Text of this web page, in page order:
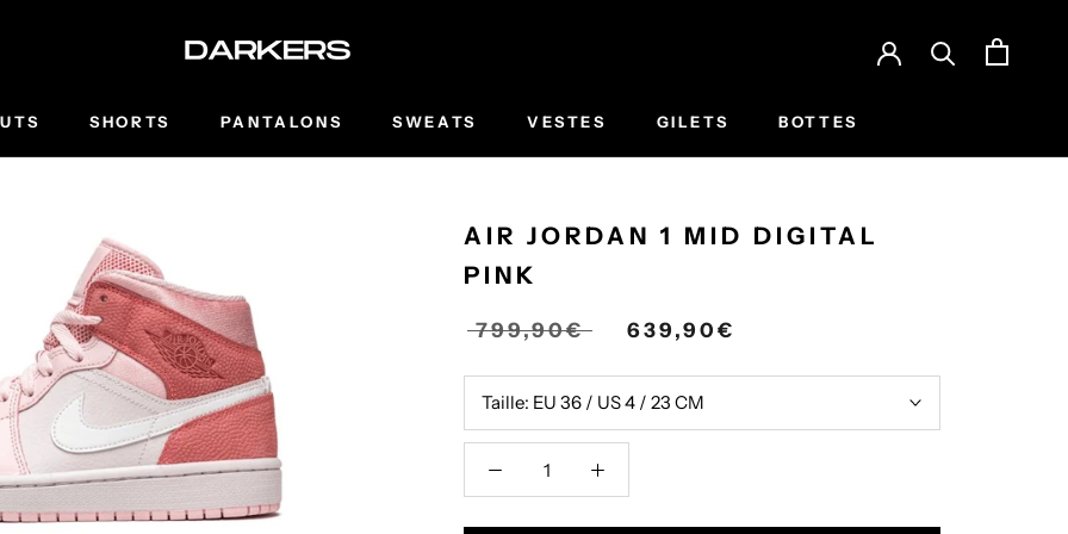
SHORTS PANTALONS SWEATS VESTES GILETS BOTTES
AIR JORDAN 1 MID DIGITAL
PINK
799,90€ 639,90€
Taille: EU 36 / US 4 / 23 CM